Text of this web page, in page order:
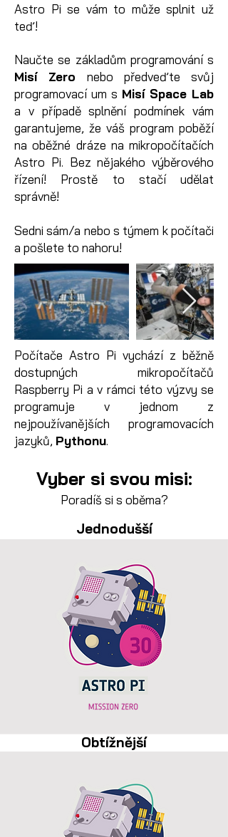
Astro Pi se vám to může splnit už
teď!
Naučte se základům programování s
Misí Zero nebo předveďte svůj
programovací um s Misí Space Lab
a v případě splnění podmínek vám
garantujeme, že váš program poběží
na oběžné dráze na mikropočítačích
Astro Pi. Bez nějakého výběrového
řízení! Prostě to stačí udělat
správně!
Sedni sám/a nebo s týmem k počítači
a pošlete to nahoru!
Počítače Astro Pi vychází z běžně
dostupných mikropočítačů
Raspberry Pi a v rámci této výzvy se
programuje v jednom z
nejpoužívanějších programovacích
jazyků, Pythonu.
Vyber si svou misi:
Poradíš si s oběma?
Jednodušší
Obtížnější